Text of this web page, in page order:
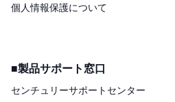
個人情報保護について
■製品サポート窓口
センチュリーサポートセンター